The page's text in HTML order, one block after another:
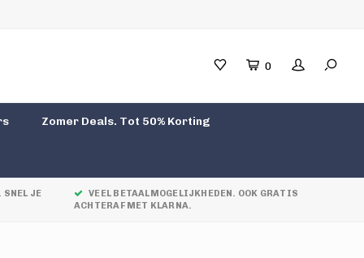
0
Zomer Deals. Tot 50% Korting
SNEL JE
VEEL BETAALMOGELIJKHEDEN. OOK GRATIS
ACHTERAF MET KLARNA.